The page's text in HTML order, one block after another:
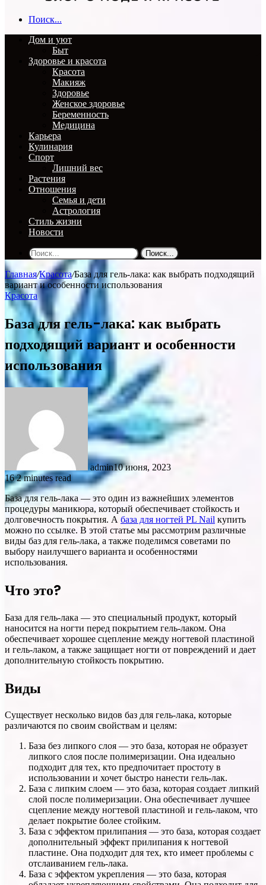
Поиск...
Дом и уют
Быт
Здоровье и красота
Красота
Макияж
Здоровье
Женское здоровье
Беременность
Медицина
Карьера
Кулинария
Спорт
Лишний вес
Растения
Отношения
Семья и дети
Астрология
Стиль жизни
Новости
Поиск...
Главная/Красота/База для гель-лака: как выбрать подходящий
вариант и особенности использования
Красота
База для гель-лака: как выбрать
подходящий вариант и особенности
использования
admin10 июня, 2023
162 minutes read
База для гель-лака — это один из важнейших элементов
процедуры маникюра, который обеспечивает стойкость и
долговечность покрытия. А база для ногтей PL Nail купить
можно по ссылке. В этой статье мы рассмотрим различные
виды баз для гель-лака, а также поделимся советами по
выбору наилучшего варианта и особенностями
использования.
Что это?
База для гель-лака — это специальный продукт, который
наносится на ногти перед покрытием гель-лаком. Она
обеспечивает хорошее сцепление между ногтевой пластиной
и гель-лаком, а также защищает ногти от повреждений и дает
дополнительную стойкость покрытию.
Виды
Существует несколько видов баз для гель-лака, которые
различаются по своим свойствам и целям:
База без липкого слоя — это база, которая не образует
липкого слоя после полимеризации. Она идеально
подходит для тех, кто предпочитает простоту в
использовании и хочет быстро нанести гель-лак.
База с липким слоем — это база, которая создает липкий
слой после полимеризации. Она обеспечивает лучшее
сцепление между ногтевой пластиной и гель-лаком, что
делает покрытие более стойким.
База с эффектом прилипания — это база, которая создает
дополнительный эффект прилипания к ногтевой
пластине. Она подходит для тех, кто имеет проблемы с
отслаиванием гель-лака.
База с эффектом укрепления — это база, которая